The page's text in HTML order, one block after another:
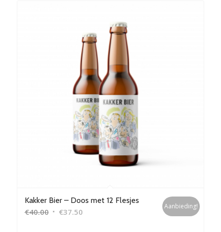
Kakker Bier – Doos met 12 Flesjes
€40.00 Oorspronkelijke
€37.50Huidige
Aanbieding!